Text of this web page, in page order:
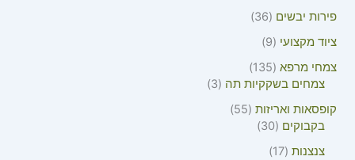
פירות יבשים
36
ציוד מקצועי
9
צמחי מרפא 135
צמחים בשקקיות תה
3
קופסאות ואריזות 55
בקבוקים
30
צנצנות 17